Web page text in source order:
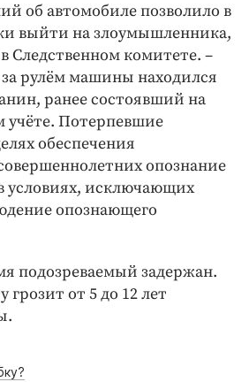
об автомобиле позволило в
выйти на злоумышленника,
Следственном комитете. –
рулём машины находился
ранее состоявший на
учёте. Потерпевшие
обеспечения
опознание
условиях, исключающих
опознающего
подозреваемый задержан.
от 5 до 12 лет